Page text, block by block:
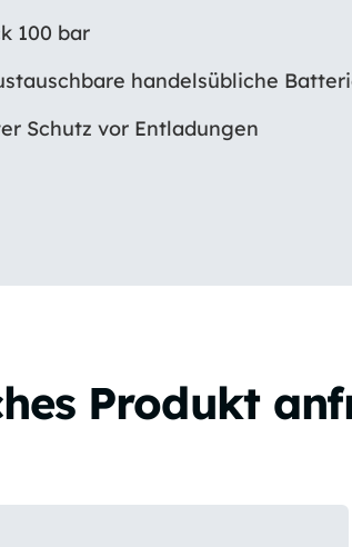
100 bar
handelsübliche
Schutz vor Entladungen
Produkt